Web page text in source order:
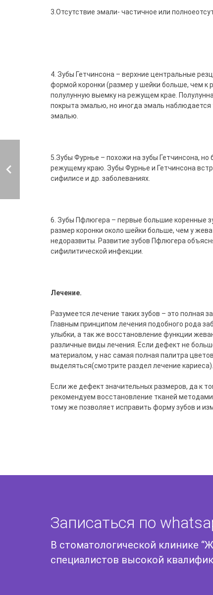
3.Отсутствие эмали- частичное или
4. Зубы Гетчинсона – верхние центральные
формой коронки (размер у шейки больше, чем
полулунную выемку на режущем крае.
покрыта эмалью, но иногда эмаль наблюдается
эмалью.
5.Зубы Фурнье – похожи на зубы Гетчинсона, но
режущему краю. Зубы Фурнье и Гетчинсона
сифилисе и др. заболеваниях.
6. Зубы Пфлюгера – первые большие коренные
размер коронки около шейки больше, чем у
недоразвиты. Развитие зубов Пфлюгера
сифилитической инфекции.
Лечение.
Разумеется лечение таких зубов – это полная
Главным принципом лечения подобного рода
улыбки, а так же восстановление функции
различные виды лечения. Если дефект не
материалом, у нас самая полная палитра
выделяться(смотрите раздел лечение кариеса).
Если же дефект значительных размеров, да к
рекомендуем восстановление тканей
тому же позволяет исправить форму зубов и
Записаться по
В стоматологической клинике
специалистов высокой